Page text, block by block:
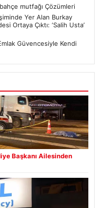
mutfağı Çözümleri
Yer Alan Burkay
Ortaya Çıktı: ‘Salih Usta’
Güvencesiyle Kendi
Başkanı Ailesinden